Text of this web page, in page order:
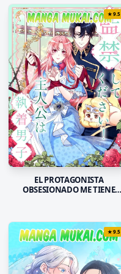
★9.5
EL PROTAGONISTA
OBSESIONADO ME TIENE
★9.5